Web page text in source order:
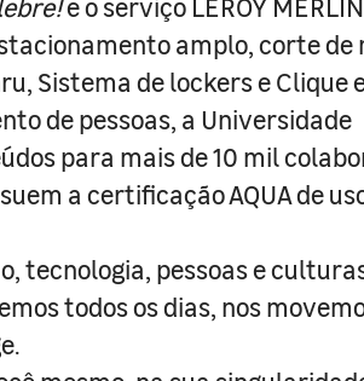
amplo, corte de
Sistema de lockers e Clique
de pessoas, a Universidade
para mais de 10 mil
a certificação AQUA de
tecnologia, pessoas e
todos os dias, nos